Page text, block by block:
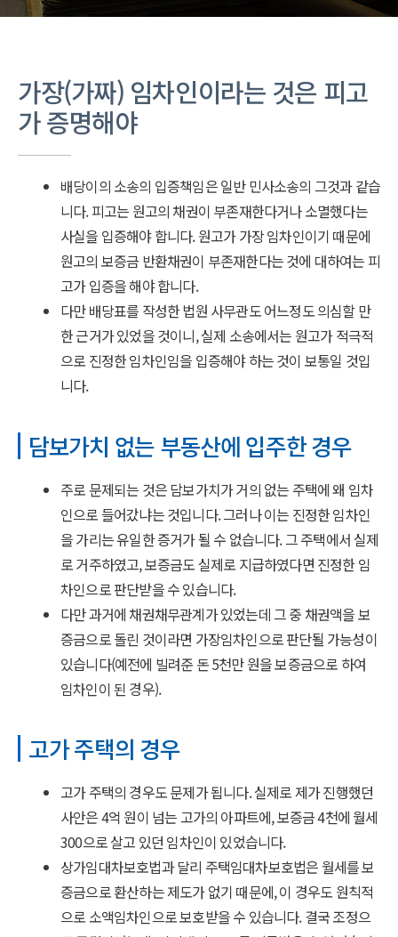
가장(가짜) 임차인이라는 것은 피고
가 증명해야
배당이의 소송의 입증책임은 일반 민사소송의 그것과 같습
니다. 피고는 원고의 채권이 부존재한다거나 소멸했다는
사실을 입증해야 합니다. 원고가 가장 임차인이기 때문에
원고의 보증금 반환채권이 부존재한다는 것에 대하여는 피
고가 입증을 해야 합니다.
다만 배당표를 작성한 법원 사무관도 어느정도 의심할 만
한 근거가 있었을 것이니, 실제 소송에서는 원고가 적극적
으로 진정한 임차인임을 입증해야 하는 것이 보통일 것입
니다.
담보가치 없는 부동산에 입주한 경우
주로 문제되는 것은 담보가치가 거의 없는 주택에 왜 임차
인으로 들어갔냐는 것입니다. 그러나 이는 진정한 임차인
을 가리는 유일한 증거가 될 수 없습니다. 그 주택에서 실제
로 거주하였고, 보증금도 실제로 지급하였다면 진정한 임
차인으로 판단받을 수 있습니다.
다만 과거에 채권채무관계가 있었는데 그 중 채권액을 보
증금으로 돌린 것이라면 가장임차인으로 판단될 가능성이
있습니다(예전에 빌려준 돈 5천만 원을 보증금으로 하여
임차인이 된 경우).
고가 주택의 경우
고가 주택의 경우도 문제가 됩니다. 실제로 제가 진행했던
사안은 4억 원이 넘는 고가의 아파트에, 보증금 4천에 월세
300으로 살고 있던 임차인이 있었습니다.
상가임대차보호법과 달리 주택임대차보호법은 월세를 보
증금으로 환산하는 제도가 없기 때문에, 이 경우도 원칙적
으로 소액임차인으로 보호받을 수 있습니다. 결국 조정으